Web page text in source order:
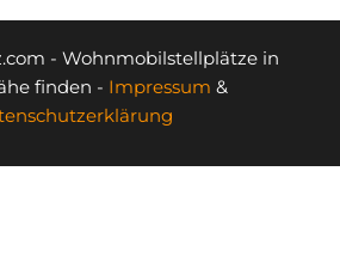
- Wohnmobilstellplätze in
finden - Impressum &